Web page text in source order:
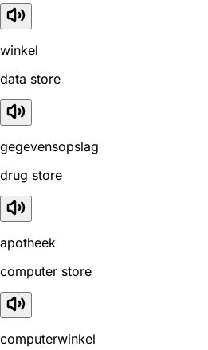
winkel
data store
gegevensopslag
drug store
apotheek
computer store
computerwinkel